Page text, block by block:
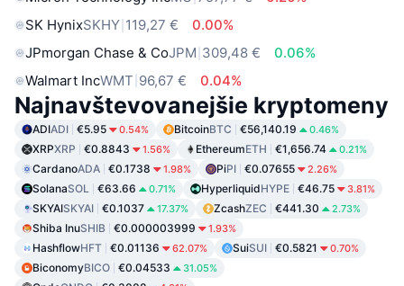
SK HynixSKHY 119,27 €
0.00%
JPmorgan Chase & CoJPM 309,48 €
0.06%
Walmart IncWMT 96,67 € 0.04%
Najnavštevovanejšie kryptomeny
ADIADI €5.95 0.54% BitcoinBTC €56,140.19 0.46%
XRPXRP €0.8843 1.56% EthereumETH €1,656.74 0.21%
CardanoADA €0.1738 1.98% PiPI €0.07655 2.26%
SolanaSOL €63.66 0.71% HyperliquidHYPE €46.75 3.81%
SKYAISKYAI €0.1037 17.37% ZcashZEC €441.30 2.73%
Shiba InuSHIB €0.000003999 1.93%
HashflowHFT €0.01136 62.07% SuiSUI €0.5821 0.70%
BiconomyBICO €0.04533 31.05%